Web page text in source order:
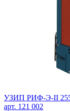
УЗИП РИФ-Э-II
арт. 121 002